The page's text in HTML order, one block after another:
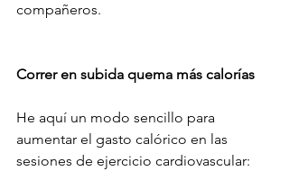
compañeros.
Correr en subida quema más calorías
He aquí un modo sencillo para
aumentar el gasto calórico en las
sesiones de ejercicio cardiovascular: